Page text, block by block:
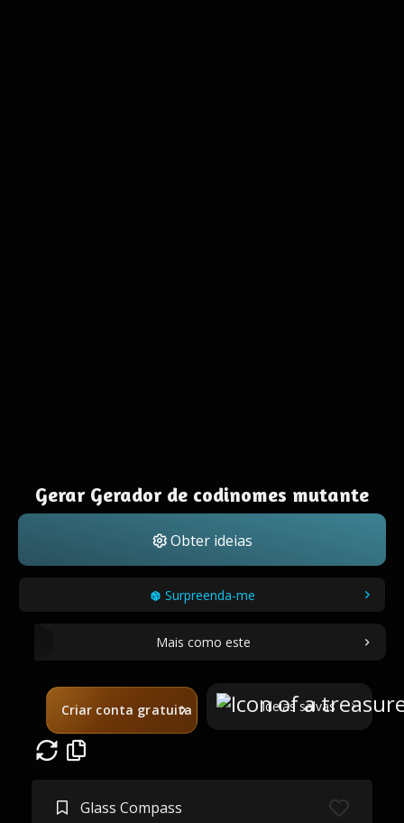
Gerar Gerador de codinomes mutante
Obter ideias
Surpreenda-me
Mais como este
Criar conta gratuita Ideias salvas
Glass Compass